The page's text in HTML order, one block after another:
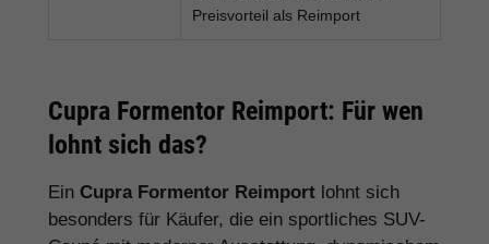
Preisvorteil als Reimport
Cupra Formentor Reimport: Für wen
lohnt sich das?
Ein Cupra Formentor Reimport lohnt sich
besonders für Käufer, die ein sportliches SUV-